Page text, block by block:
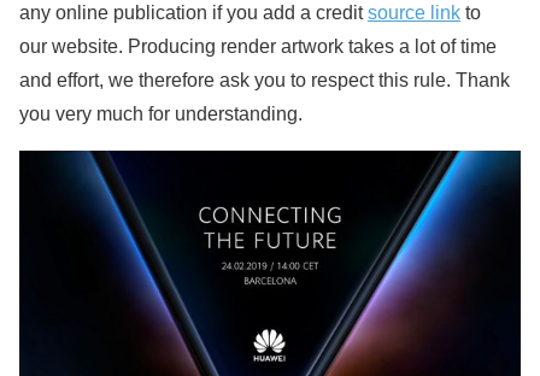
any online publication if you add a creditsource link to
our website. Producing render artwork takes a lot of time
and effort, we therefore ask you to respect this rule. Thank
you very much for understanding.